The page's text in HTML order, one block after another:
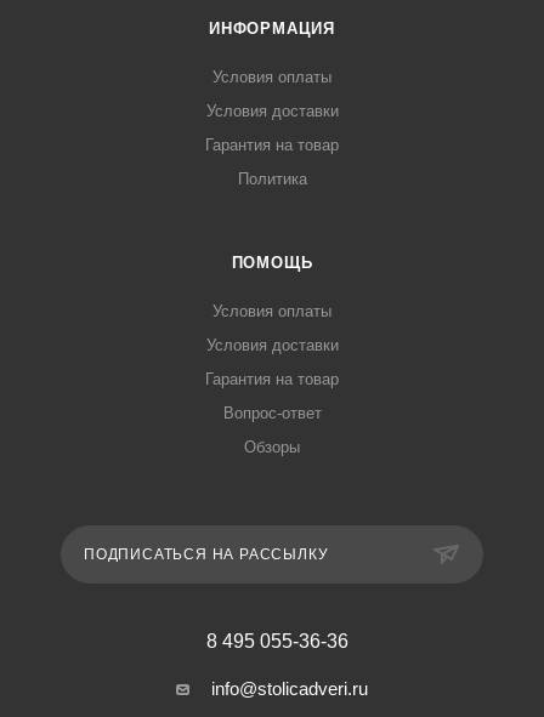
ИНФОРМАЦИЯ
Условия оплаты
Условия доставки
Гарантия на товар
Политика
ПОМОЩЬ
Условия оплаты
Условия доставки
Гарантия на товар
Вопрос-ответ
Обзоры
ПОДПИСАТЬСЯ НА РАССЫЛКУ
8 495 055-36-36
info@stolicadveri.ru